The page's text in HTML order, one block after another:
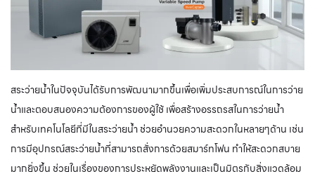
สระว่ายน้ำในปัจจุบันได้รับการพัฒนามากขึ้นเพื่อเพิ่มประสบการณ์ในการว่าย
น้ำและตอบสนองความต้องการของผู้ใช้ เพื่อสร้างอรรถรสในการว่ายน้ำ
สำหรับเทคโนโลยีที่มีในสระว่ายน้ำ ช่วยอำนวยความสะดวกในหลายๆด้าน เช่น
การมีอุปกรณ์สระว่ายน้ำที่สามารถสั่งการด้วยสมาร์ทโฟน ทำให้สะดวกสบาย
มากยิ่งขึ้น ช่วยในเรื่องของการประหยัดพลังงานและเป็นมิตรกับสิ่งแวดล้อม